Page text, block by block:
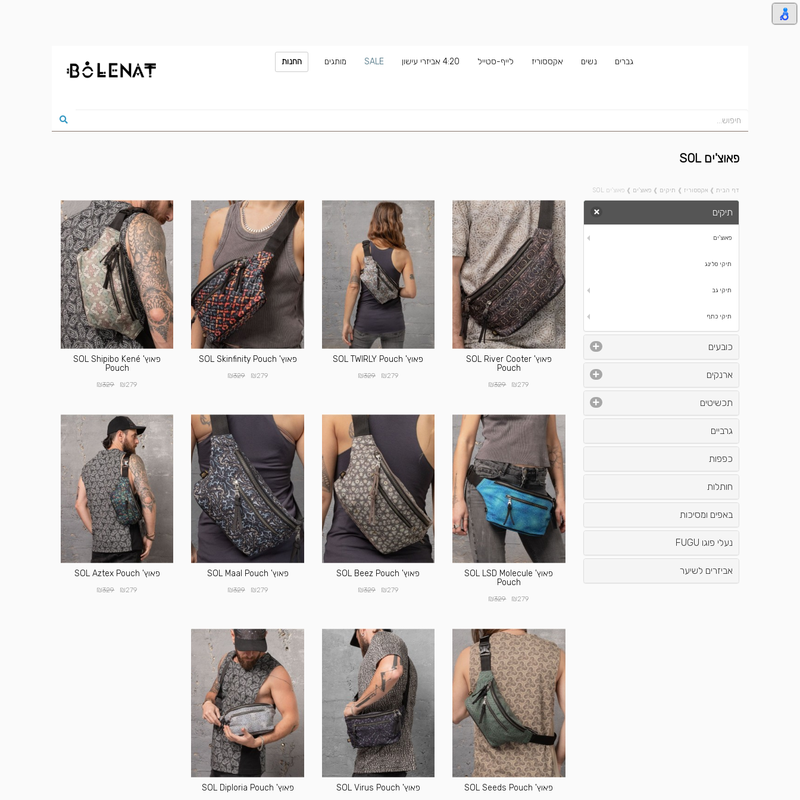
גברים נשים אקססוריז לייף-סטייל 4:20 אביזרי עישון SALE מותגים החנות
פאוצ'ים SOL
דף הבית ❱ אקססוריז ❱ תיקים ❱ פאוצ'ים ❱ פאוצ'ים SOL
פאוץ' SOL River Cooter
Pouch
₪279
₪329
פאוץ' SOL TWIRLY Pouch
₪279
₪329
פאוץ' SOL Skinfinity Pouch
₪279
₪329
פאוץ' SOL Shipibo Kené
Pouch
₪279
₪329
פאוץ' SOL LSD Molecule
Pouch
₪279
₪329
פאוץ' SOL Beez Pouch
₪279
₪329
פאוץ' SOL Maal Pouch
₪279
₪329
פאוץ' SOL Aztex Pouch
₪279
₪329
פאוץ' SOL Seeds Pouch פאוץ' SOL Virus Pouch פאוץ' SOL Diploria Pouch
תיקים
פאוצ'ים
תיקי סלינג
תיקי גב
תיקי כתף
כובעים
ארנקים
תכשיטים
גרביים
כפפות
חותלות
באפים ומסיכות
נעלי פוגו FUGU
אביזרים לשיער